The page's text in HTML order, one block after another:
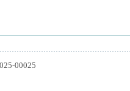
00025